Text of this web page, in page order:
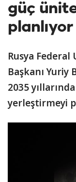
güç
planlıyor
Rusya Federal
Başkanı Yuriy
2035
yerleştirmeyi